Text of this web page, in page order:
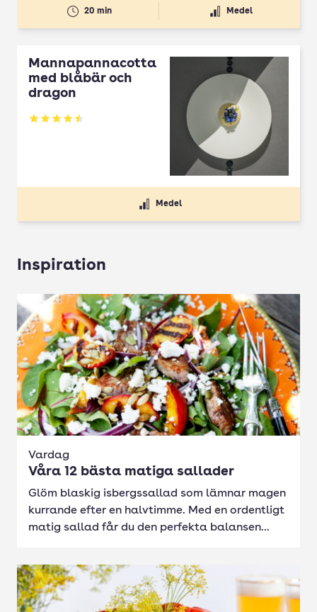
20 min Medel
Mannapannacotta
med blåbär och
dragon
Betyg: 4.5 av 5
Medel
Inspiration
Vardag
Våra 12 bästa matiga sallader
Glöm blaskig isbergssallad som lämnar magen
kurrande efter en halvtimme. Med en ordentligt
matig sallad får du den perfekta balansen...